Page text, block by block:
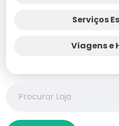
Serviços
Viagens e